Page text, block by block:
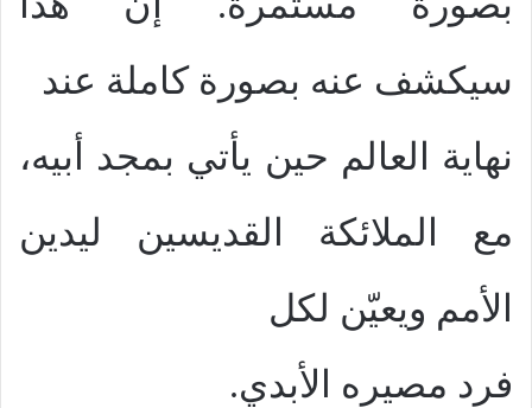
سيكشف عنه بصورة كاملة عند
نهاية العالم حين يأتي بمجد أبيه،
مع الملائكة القديسين ليدين
الأمم ويعيّن لكل
فرد مصيره الأبدي.